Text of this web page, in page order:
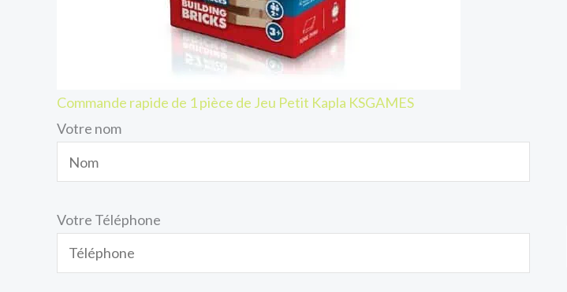
Commande rapide de 1 pièce de Jeu Petit Kapla KSGAMES
Votre nom
Votre Téléphone